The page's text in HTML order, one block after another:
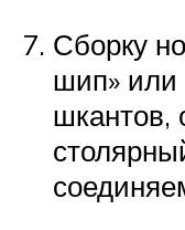
Сборку
шип» или
шкантов,